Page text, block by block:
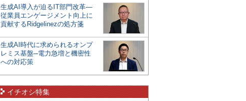
生成AI導入が迫るIT部門改革―
従業員エンゲージメント向上に
貢献するRidgelinezの処方箋
生成AI時代に求められるオンプ
レミス基盤─電力急増と機密性
への対応策
イチオシ特集